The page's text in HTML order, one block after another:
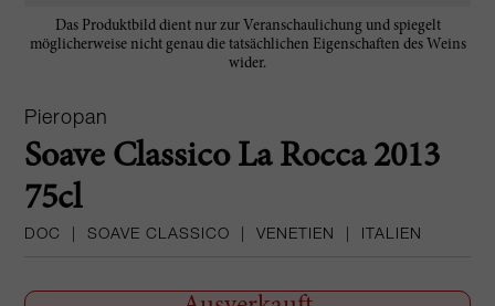
Das Produktbild dient nur zur Veranschaulichung und spiegelt
möglicherweise nicht genau die tatsächlichen Eigenschaften des Weins
wider.
Pieropan
Soave Classico La Rocca 2013
75cl
DOC SOAVE CLASSICO VENETIEN ITALIEN